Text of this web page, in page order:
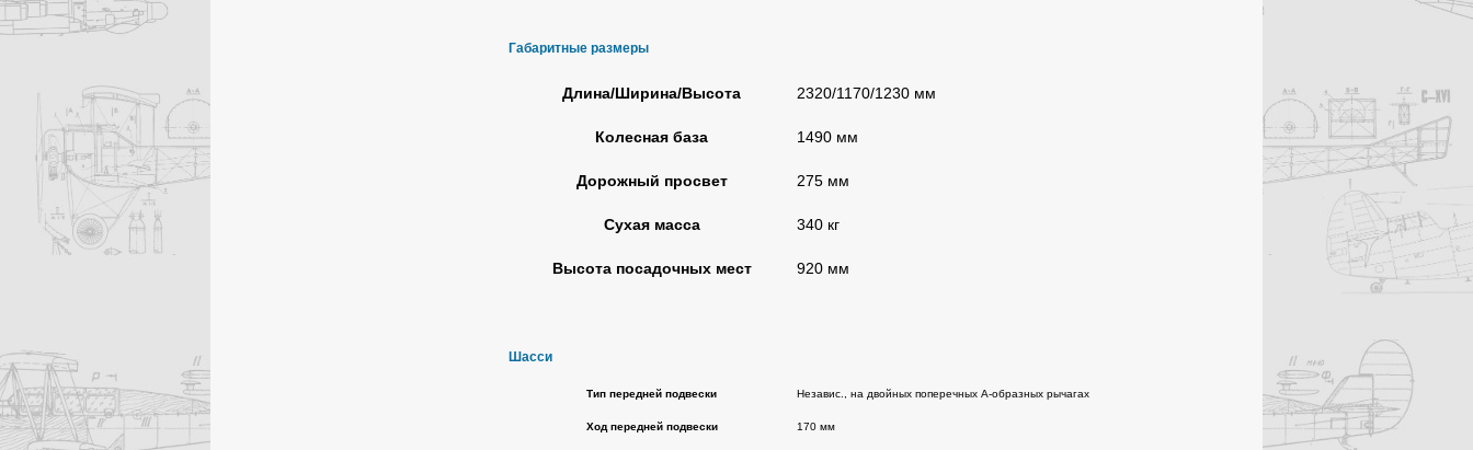
Габаритные размеры
Длина/Ширина/Высота 2320/1170/1230 мм
Колесная база 1490 мм
Дорожный просвет 275 мм
Сухая масса 340 кг
Высота посадочных мест 920 мм
Шасси
Тип передней подвески Независ., на двойных поперечных А-образных рычагах
Ход передней подвески 170 мм